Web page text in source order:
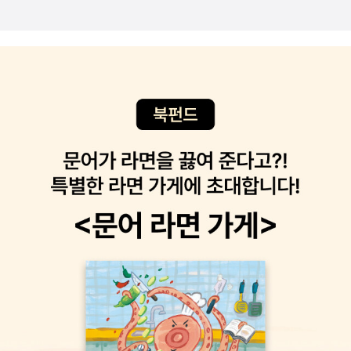
사라는 부제가 흥미롭다. <조선왕조 야사록 1>이 나왔다.
사에는 기록되지 못한 내용이 많을 것. <역사라듸오 그날 1>은 역사
적 사건을 만든 결정적 하루를 담았다. 비슷한 제목의 팟캐스트도 있
었던 것 같은데 그것을 엮은 책은 아니다. 추천사나 내용으로 볼 때 쉽
게 읽기 좋은 역사 교양서의 역할을 제대로 할 책으로 보인다.
<서양미술사전>은 미진사에서 야심차게 선보이는 서양미술
사전이다. 편집이 다소 올드하지만 이런 책이 순수 국내저자들로 작
업했다는 점에서 큰 의의를 둔다. <길 위의 오케스트라>는 런던 심포
니 오케스트라 100년을 다룬 책이다. <세계의 오케스트라>나 <베를
린 필 하모닉 오케스트라>와 함께 읽으면 좋을 듯. <나는 왜 정육점
의 고기가 아닌가?>는 미술 평론가이자 프랜시스 베이컨의 가까운
친구였던 데이비드 실베스터가 25년에 걸쳐 베이컨을 인터뷰한 내용
화정>도 같이 구입한 책이긴 하지만, 그 정도 책을 저술한 역량이라
면 믿을 만하겠다는 계산에서다. 그렇게 저자의 역량만 믿고서 선뜻
(시그마북스, 2015)이다. '필멸의 인간 영웅 아킬레우스에서 아고라
의 지성 소크라테스까지'가 부제인 책인데, 저자는 '하버드 대학교의
그리스 고전 문학 프랜시스 존스 석좌교수이며 비교문학 교수'이다.
가장 권위 있는 학자 가운데 한 명인 듯싶어서 '묻지마 구입'을 단행한
수 없겠다. 여러 번역본이 있지만 천병희 선생이 옮긴 <그리스를 만
든 영웅들>과 <로마가 만든 영웅들>(도서출판숲, 2006)이 짝이다.
학생용으로는 <그리스와 로마의 영웅들>(돋을새김, 2015)이 가장
최근에 나온 책이다. 아무려나 이런 책들은 '신화 사전'이나 '인물 사